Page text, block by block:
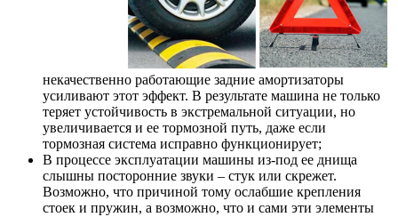
некачественно работающие задние амортизаторы
усиливают этот эффект. В результате машина не только
теряет устойчивость в экстремальной ситуации, но
увеличивается и ее тормозной путь, даже если
тормозная система исправно функционирует;
В процессе эксплуатации машины из-под ее днища
слышны посторонние звуки – стук или скрежет.
Возможно, что причиной тому ослабшие крепления
стоек и пружин, а возможно, что и сами эти элементы